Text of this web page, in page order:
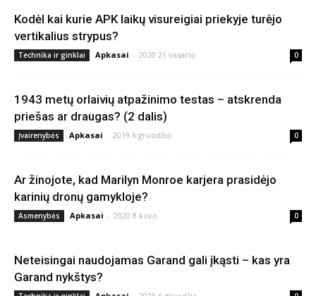
Kodėl kai kurie APK laikų visureigiai priekyje turėjo
vertikalius strypus?
Technika ir ginklai Apkasai - 2020 21 vasario 0
1943 metų orlaivių atpažinimo testas – atskrenda
priešas ar draugas? (2 dalis)
Įvairenybės Apkasai - 2019 6 gruodžio 0
Ar žinojote, kad Marilyn Monroe karjera prasidėjo
karinių dronų gamykloje?
Asmenybės Apkasai - 2020 8 kovo 0
Neteisingai naudojamas Garand gali įkąsti – kas yra
Garand nykštys?